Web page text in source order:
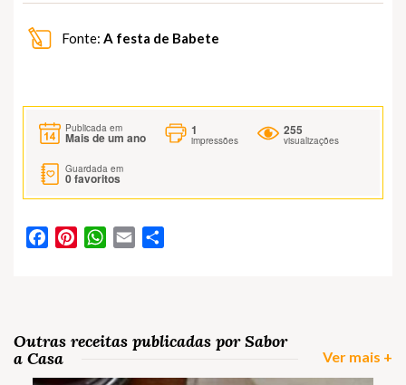
Fonte: A festa de Babete
Publicada em
Mais de um ano
1
impressões
255
visualizações
Guardada em
0favoritos
FacebookPinterestWhatsApp
Email
Outras receitas publicadas por Sabor
a Casa
Ver mais +